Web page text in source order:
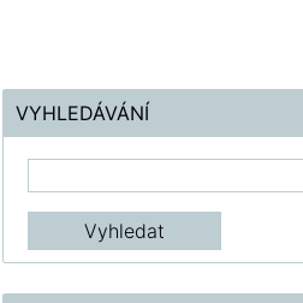
VYHLEDÁVÁNÍ